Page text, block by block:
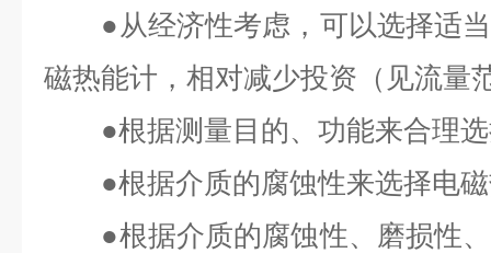
●从经济性考虑，可以选择适
磁热能计，相对减少投资（见流量
●根据测量目的、功能来合理
●根据介质的腐蚀性来选择电
●根据介质的腐蚀性、磨损性